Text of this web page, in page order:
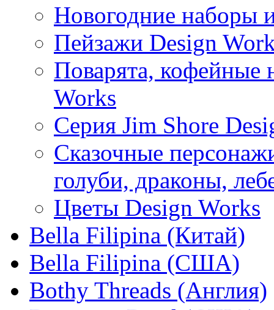
Новогодние наборы
Пейзажи Design
Поварята, кофейные
Works
Серия Jim Shore
Сказочные
голуби, драконы,
Цветы Design Works
Bella Filipina (Китай)
Bella Filipina (США)
Bothy Threads (Англия)